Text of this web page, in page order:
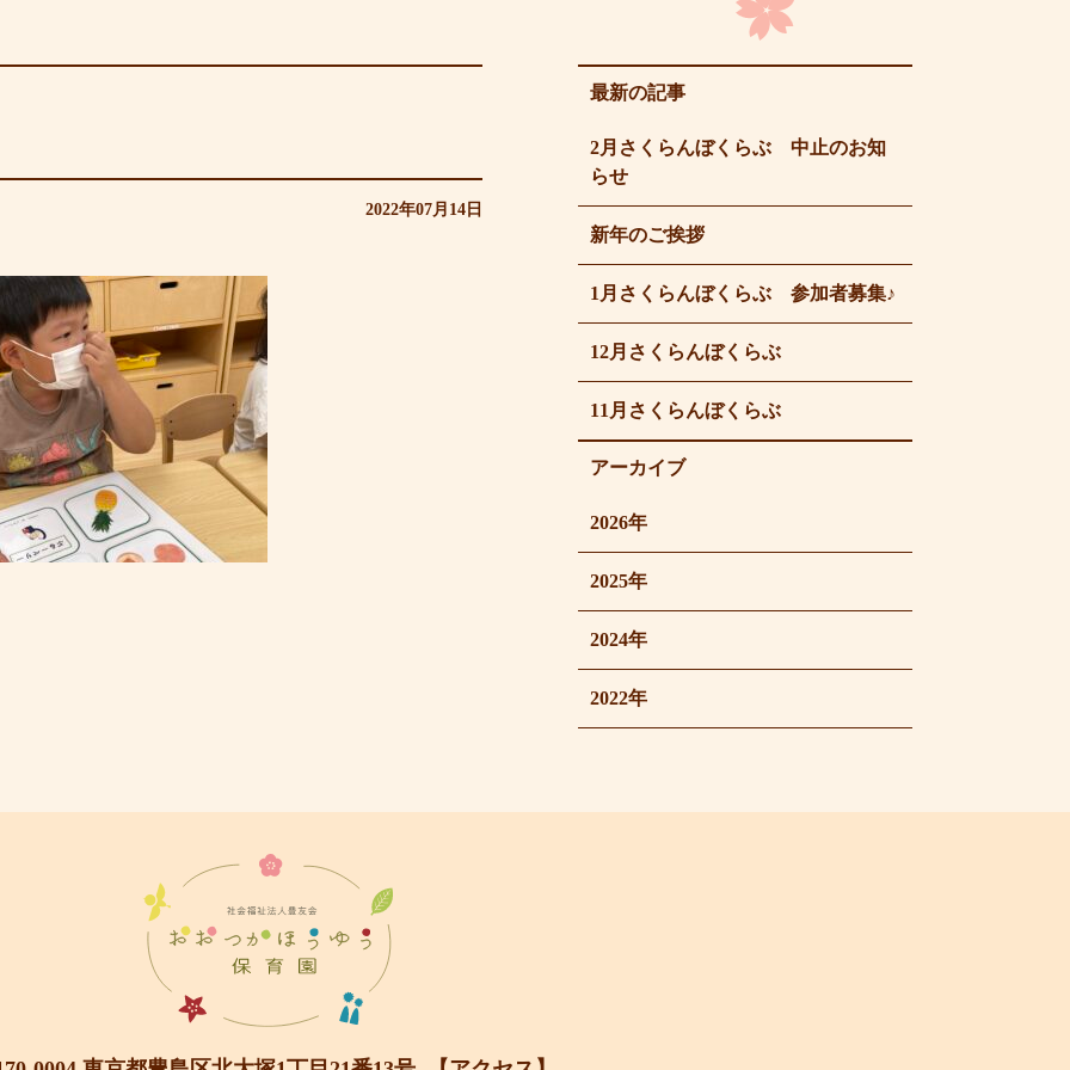
2022年07月14日
最新の記事
2月さくらんぼくらぶ 中止のお知
らせ
新年のご挨拶
1月さくらんぼくらぶ 参加者募集♪
12月さくらんぼくらぶ
11月さくらんぼくらぶ
アーカイブ
2026年
2025年
2024年
2022年